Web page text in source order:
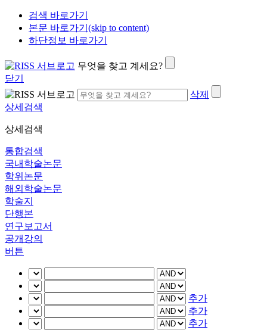
검색 바로가기
본문 바로가기(skip to content)
하단정보 바로가기
무엇을 찾고 계세요?
닫기
삭제
상세검색
상세검색
통합검색
국내학술논문
학위논문
해외학술논문
학술지
단행본
연구보고서
공개강의
버튼
추가
추가
추가